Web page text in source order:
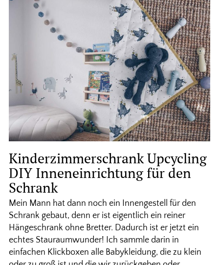
Kinderzimmerschrank Upcycling
DIY Inneneinrichtung für den
Schrank
Mein Mann hat dann noch ein Innengestell für den
Schrank gebaut, denn er ist eigentlich ein reiner
Hängeschrank ohne Bretter. Dadurch ist er jetzt ein
echtes Stauraumwunder! Ich sammle darin in
einfachen Klickboxen alle Babykleidung, die zu klein